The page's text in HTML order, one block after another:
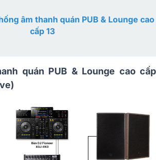
âm thanh quán PUB & Lounge cao
cấp 13
quán PUB & Lounge cao cấp